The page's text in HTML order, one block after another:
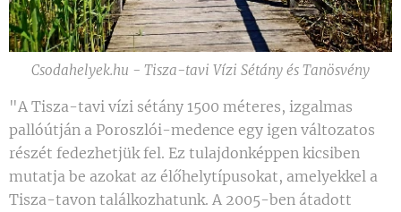
Csodahelyek.hu - Tisza-tavi Vízi Sétány és Tanösvény
"A Tisza-tavi vízi sétány 1500 méteres, izgalmas
pallóútján a Poroszlói-medence egy igen változatos
részét fedezhetjük fel. Ez tulajdonképpen kicsiben
mutatja be azokat az élőhelytípusokat, amelyekkel a
Tisza-tavon találkozhatunk. A 2005-ben átadott